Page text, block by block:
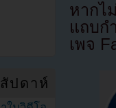
หากไ
แถบก
เพจ
ปดาห์